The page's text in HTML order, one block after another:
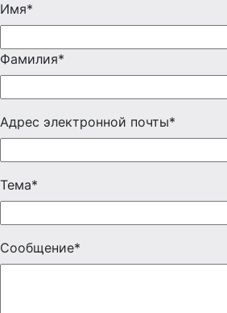
Имя*
Фамилия*
Адрес электронной почты*
Тема*
Сообщение*